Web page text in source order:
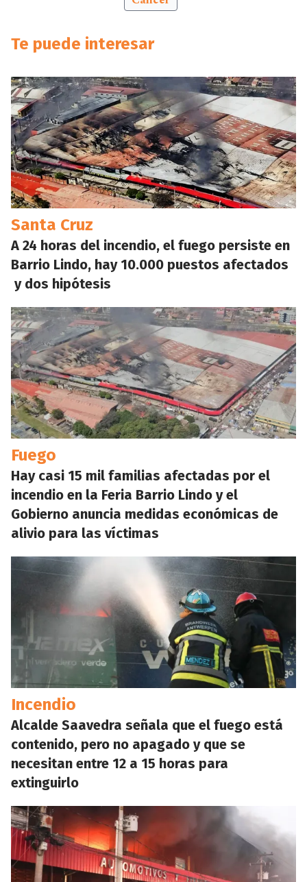
Te puede interesar
Santa Cruz
A 24 horas del incendio, el fuego persiste en
Barrio Lindo, hay 10.000 puestos afectados
y dos hipótesis
Fuego
Hay casi 15 mil familias afectadas por el
incendio en la Feria Barrio Lindo y el
Gobierno anuncia medidas económicas de
alivio para las víctimas
Incendio
Alcalde Saavedra señala que el fuego está
contenido, pero no apagado y que se
necesitan entre 12 a 15 horas para
extinguirlo